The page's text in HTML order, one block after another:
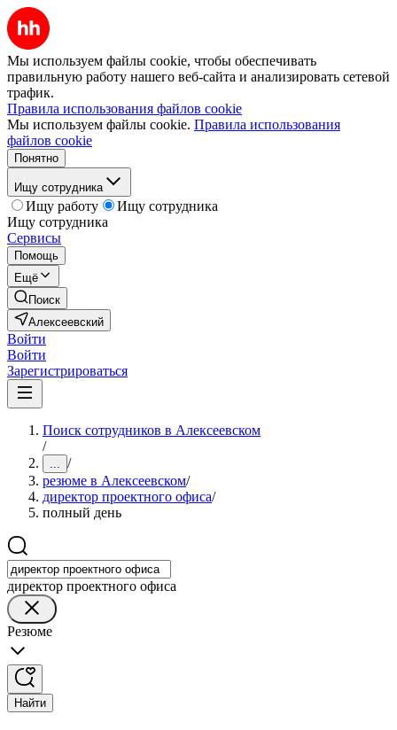
Мы используем файлы cookie, чтобы обеспечивать
правильную работу нашего веб-сайта и анализировать сетевой
трафик.
Правила использования файлов cookie
Мы используем файлы cookie. Правила использования
файлов cookie
Понятно
Ищу сотрудника
Ищу работу
Ищу сотрудника
Ищу сотрудника
Сервисы
Помощь
Ещё
Поиск
Алексеевский
Войти
Войти
Зарегистрироваться
Поиск сотрудников в Алексеевском
/
... /
резюме в Алексеевском/
директор проектного офиса/
полный день
директор проектного офиса
Резюме
Найти